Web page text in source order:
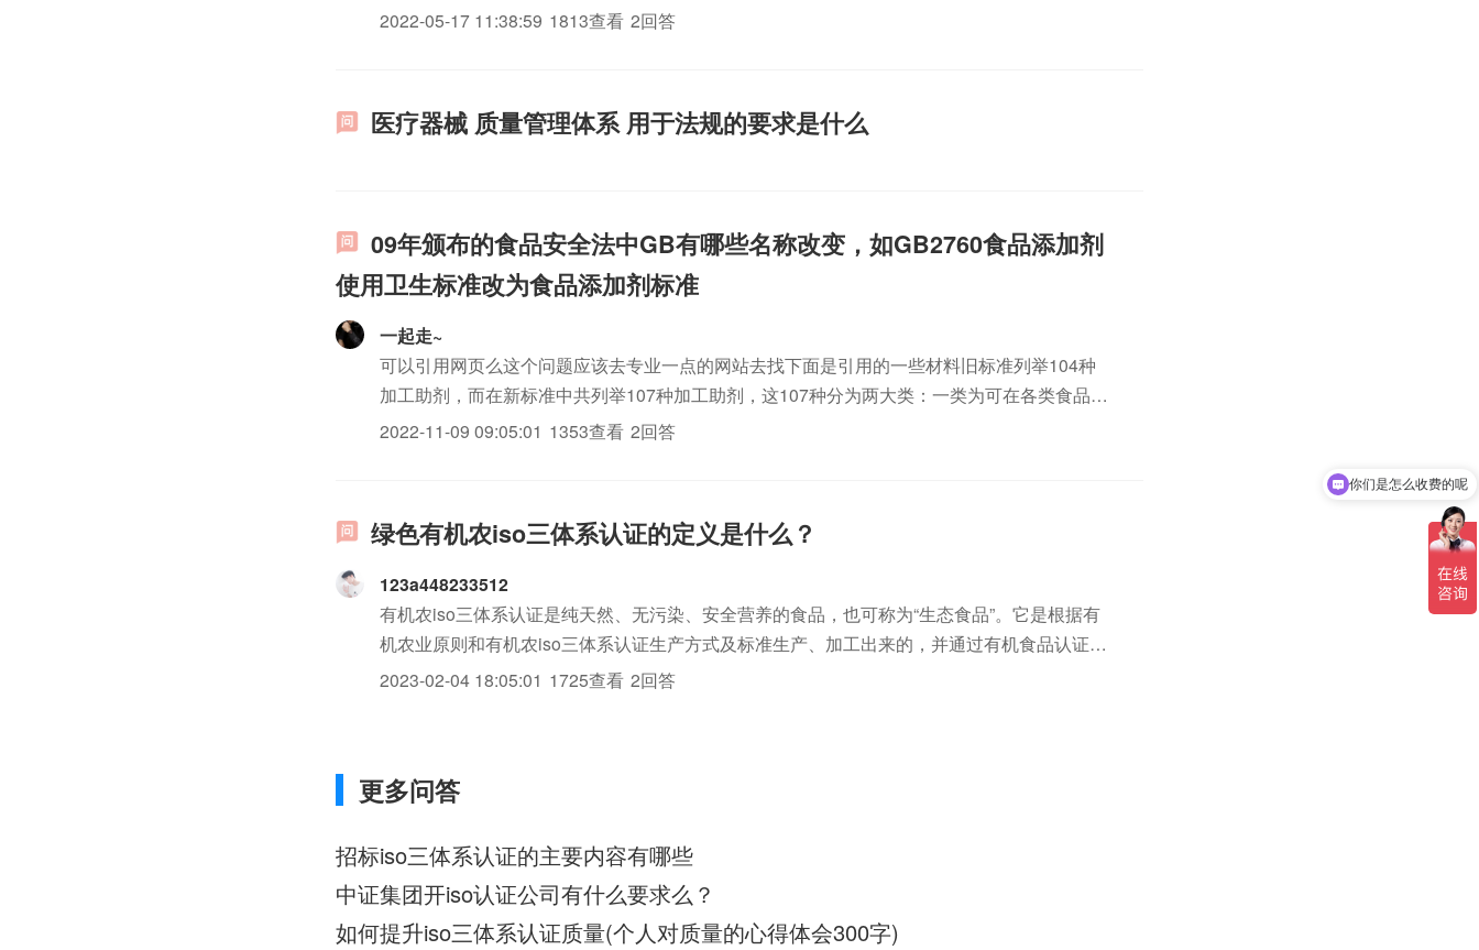
2022-05-17 11:38:59 1813查看 2回答
医疗器械 质量管理体系 用于法规的要求是什么
09年颁布的食品安全法中GB有哪些名称改变，如GB2760食品添加剂
使用卫生标准改为食品添加剂标准
一起走~
可以引用网页么这个问题应该去专业一点的网站去找下面是引用的一些材料旧标准列举104种
加工助剂，而在新标准中共列举107种加工助剂，这107种分为两大类：一类为可在各类食品加
工过程中使用，残留量不需限定的加工助剂名单（不含酶制剂），即新标准附录的表C1,共37
2022-11-09 09:05:01 1353查看 2回答
绿色有机农iso三体系认证的定义是什么？
123a448233512
有机农iso三体系认证是纯天然、无污染、安全营养的食品，也可称为“生态食品”。它是根据有
机农业原则和有机农iso三体系认证生产方式及标准生产、加工出来的，并通过有机食品认证机
构认证的农iso三体系认证。
2023-02-04 18:05:01 1725查看 2回答
更多问答
招标iso三体系认证的主要内容有哪些
中证集团开iso认证公司有什么要求么？
如何提升iso三体系认证质量(个人对质量的心得体会300字)
你们是怎么收费的呢